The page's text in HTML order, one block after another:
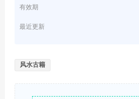
有效期
最近更新
风水古籍